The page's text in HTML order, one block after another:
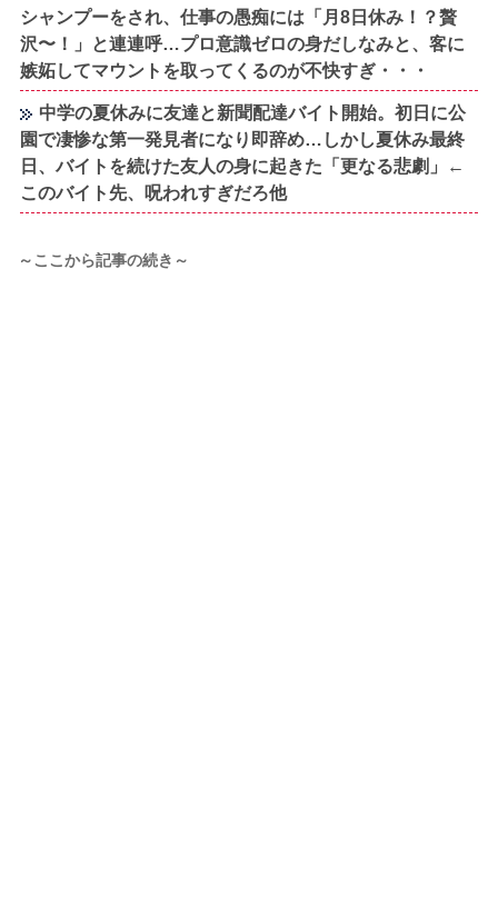
シャンプーをされ、仕事の愚痴には「月8日休み！？贅
沢〜！」と連連呼…プロ意識ゼロの身だしなみと、客に
嫉妬してマウントを取ってくるのが不快すぎ・・・
中学の夏休みに友達と新聞配達バイト開始。初日に公
園で凄惨な第一発見者になり即辞め…しかし夏休み最終
日、バイトを続けた友人の身に起きた「更なる悲劇」←
このバイト先、呪われすぎだろ他
～ここから記事の続き～